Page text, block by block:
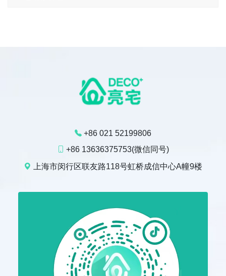
+86 021 52199806
+86 13636375753(微信同号)
上海市闵行区联友路118号虹桥成信中心A幢9楼